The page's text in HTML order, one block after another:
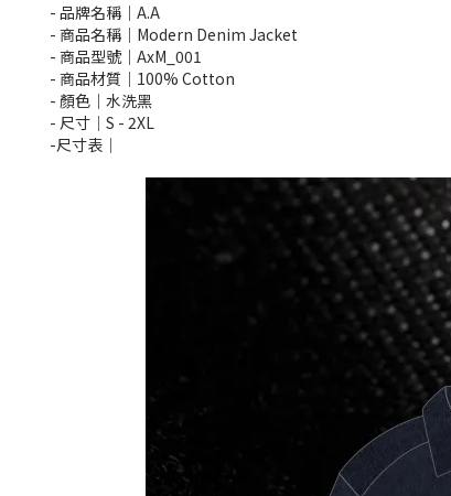
- 品牌名稱｜A.A
- 商品名稱｜Modern Denim Jacket
- 商品型號｜AxM_001
- 商品材質｜100% Cotton
- 顏色｜水洗黑
- 尺寸｜S - 2XL
-尺寸表｜